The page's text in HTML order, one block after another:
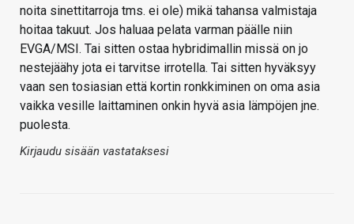
noita sinettitarroja tms. ei ole) mikä tahansa valmistaja
hoitaa takuut. Jos haluaa pelata varman päälle niin
EVGA/MSI. Tai sitten ostaa hybridimallin missä on jo
nestejäähy jota ei tarvitse irrotella. Tai sitten hyväksyy
vaan sen tosiasian että kortin ronkkiminen on oma asia
vaikka vesille laittaminen onkin hyvä asia lämpöjen jne.
puolesta.
Kirjaudu sisään vastataksesi